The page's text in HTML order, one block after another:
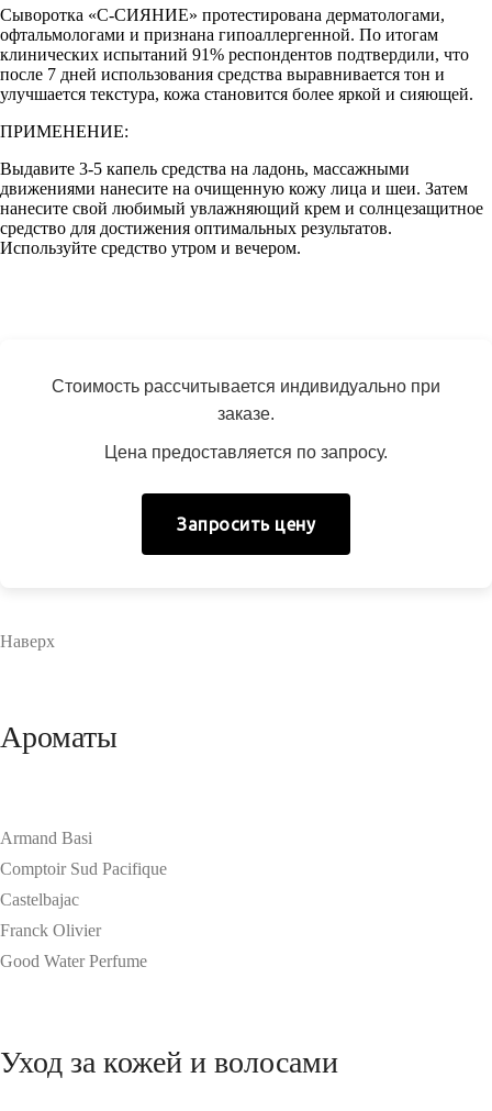
Сыворотка «С-СИЯНИЕ» протестирована дерматологами,
офтальмологами и признана гипоаллергенной. По итогам
клинических испытаний 91% респондентов подтвердили, что
после 7 дней использования средства выравнивается тон и
улучшается текстура, кожа становится более яркой и сияющей.
ПРИМЕНЕНИЕ:
Выдавите 3-5 капель средства на ладонь, массажными
движениями нанесите на очищенную кожу лица и шеи. Затем
нанесите свой любимый увлажняющий крем и солнцезащитное
средство для достижения оптимальных результатов.
Используйте средство утром и вечером.
Стоимость рассчитывается индивидуально при
заказе.
Цена предоставляется по запросу.
Запросить цену
Наверх
Ароматы
Armand Basi
Comptoir Sud Pacifique
Castelbajac
Franck Olivier
Good Water Perfume
Уход за кожей и волосами